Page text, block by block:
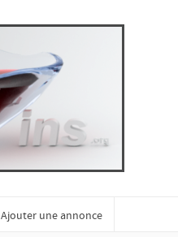
Ajouter une annonce